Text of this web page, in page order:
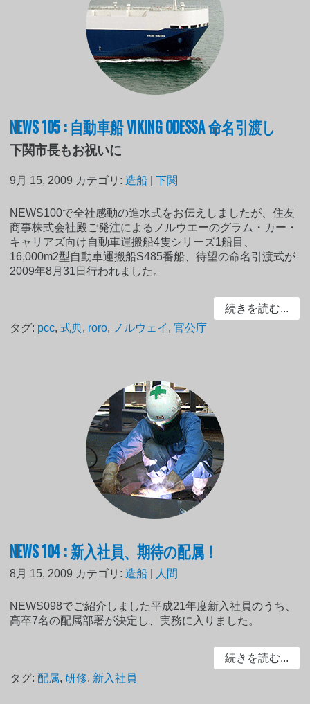
NEWS 105 : 自動車船 VIKING ODESSA 命名引渡し
下関市長もお祝いに
9月 15, 2009 カテゴリ:造船 |下関
NEWS100で全社感動の進水式をお伝えしましたが、住友
商事株式会社殿ご発注によるノルウエーのグラム・カー・
キャリアズ向け自動車運搬船4隻シリーズ1船目、
16,000m2型自動車運搬船S485番船、待望の命名引渡式が
2009年8月31日行われました。
続きを読む...
タグ: pcc,式典, roro, ノルウェイ ,官公庁
NEWS 104 : 新入社員、期待の配属！
8月 15, 2009 カテゴリ:造船 人間
NEWS098でご紹介しました平成21年度新入社員のうち、
高卒7名の配属部署が決定し、実務に入りました。
続きを読む...
タグ: 配属,研修, 新入社員